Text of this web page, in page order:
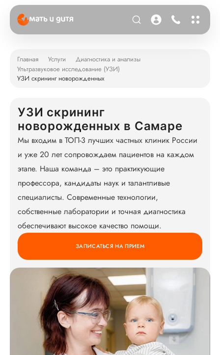
Главная Услуги
Диагностика и анализы
Ультразвуковое исследование (УЗИ)
УЗИ скрининг новорожденных
УЗИ скрининг
новорожденных в Самаре
Мы входим в ТОП-3 лучших частных клиник России
и уже 20 лет сопровождаем пациентов на каждом
этапе. Наша команда – это практикующие
профессора, кандидаты наук и талантливые
специалисты. Современные технологии,
собственные лаборатории и точная диагностика
обеспечивают высокое качество помощи.
ЗАПИСАТЬСЯ НА ПРИЕМ